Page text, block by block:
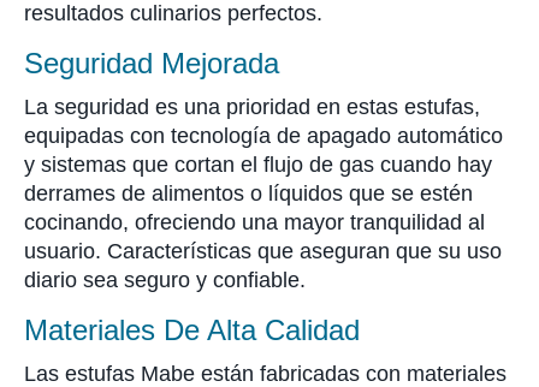
resultados culinarios perfectos.
Seguridad Mejorada
La seguridad es una prioridad en estas estufas,
equipadas con tecnología de apagado automático
y sistemas que cortan el flujo de gas cuando hay
derrames de alimentos o líquidos que se estén
cocinando, ofreciendo una mayor tranquilidad al
usuario. Características que aseguran que su uso
diario sea seguro y confiable.
Materiales De Alta Calidad
Las estufas Mabe están fabricadas con materiales